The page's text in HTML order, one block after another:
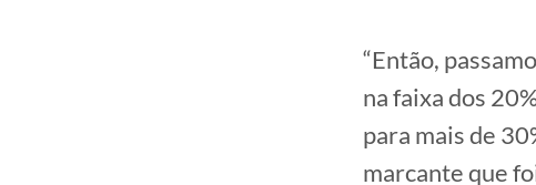
“Então,
na faixa dos
para mais de
marcante que